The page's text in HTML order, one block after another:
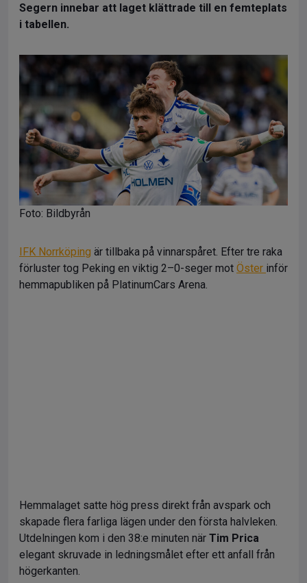
Segern innebar att laget klättrade till en femteplats
i tabellen.
Foto: Bildbyrån
IFK Norrköping är tillbaka på vinnarspåret. Efter tre raka
förluster tog Peking en viktig 2–0-seger mot Öster inför
hemmapubliken på PlatinumCars Arena.
Hemmalaget satte hög press direkt från avspark och
skapade flera farliga lägen under den första halvleken.
Utdelningen kom i den 38:e minuten när Tim Prica
elegant skruvade in ledningsmålet efter ett anfall från
högerkanten.